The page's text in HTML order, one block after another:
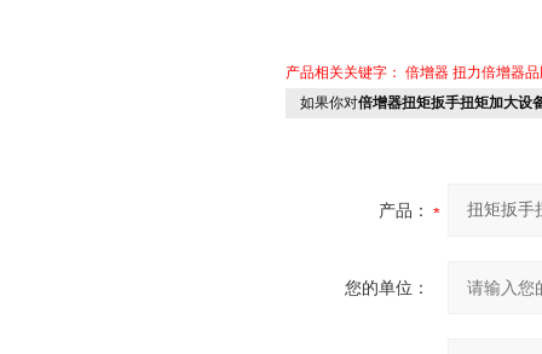
产品相关关键字： 倍增器 扭力倍增器
如果你对倍增器扭矩扳手扭矩加大设
产品：
您的单位：